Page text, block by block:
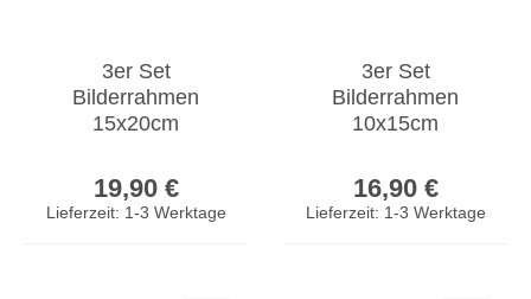
3er Set
Bilderrahmen
15x20cm
Fotorahmen
Einzelrahmen
19,90 €
Lieferzeit: 1-3 Werktage
3er Set
Bilderrahmen
10x15cm
Fotorahmen
Einzelrahmen
16,90 €
Lieferzeit: 1-3 Werktage